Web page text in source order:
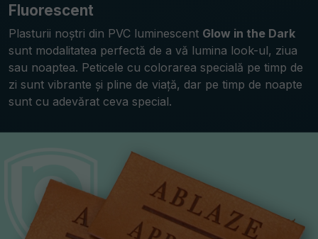
Fluorescent
Plasturii noștri din PVC luminescent Glow in the Dark
sunt modalitatea perfectă de a vă lumina look-ul, ziua
sau noaptea. Peticele cu colorarea specială pe timp de
zi sunt vibrante și pline de viață, dar pe timp de noapte
sunt cu adevărat ceva special.